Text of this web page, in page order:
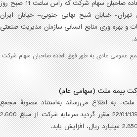
صاحبان سهام شرکت که راسساعت 11 صبح
روز
خیابان شیخ بهایى جنوبى– خیابان ایران
و بهره ورى منابع انسانى سازمان مدیریت صنعتى
عمومى عادى به طور فوق العاده صاحبان سهام شرکت
بيمه ملت (سهامی عام)
به ‌اطلاع می‌ر‌ساند به‌استناد مصوبۀ مجمع
عمومی فوق‌العاده 22/01/1395 مقرر گردید سرمایه شرکت از مبلغ 2.600